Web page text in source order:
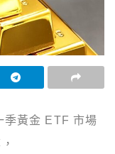
季黃金 ETF 市場